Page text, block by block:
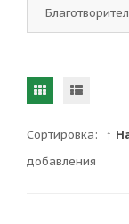
Сортировка: ↑
добавления